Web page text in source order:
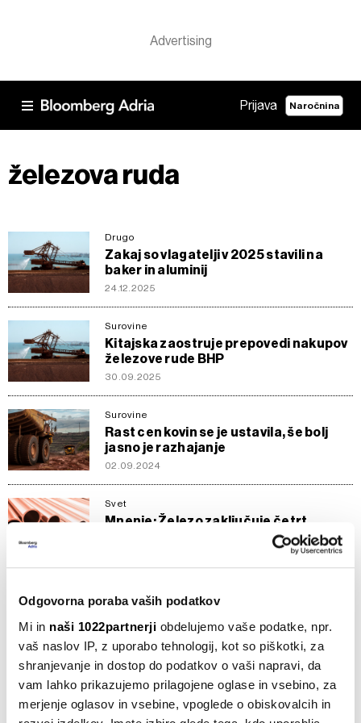
Odgovorna poraba vaših podatkov
Mi in naši 1022partnerji obdelujemo vaše podatke, npr.
vaš naslov IP, z uporabo tehnologij, kot so piškotki, za
shranjevanje in dostop do podatkov o vaši napravi, da
vam lahko prikazujemo prilagojene oglase in vsebino, za
merjenje oglasov in vsebine, vpoglede o obiskovalcih in
Prijava Naročnina
železova ruda
Drugo
Zakaj so vlagatelji v 2025 stavili na
baker in aluminij
24.12.2025
Surovine
Kitajska zaostruje prepovedi nakupov
železove rude BHP
30.09.2025
Surovine
Rast cen kovin se je ustavila, še bolj
jasno je razhajanje
02.09.2024
Svet
Mnenje: Železo zaključuje četrt
Trg kovin ohladila skromna napoved
kitajske rasti
06.03.2023
Surovine
BHP ob dražjih surovinah do rekordnih
dobičkov